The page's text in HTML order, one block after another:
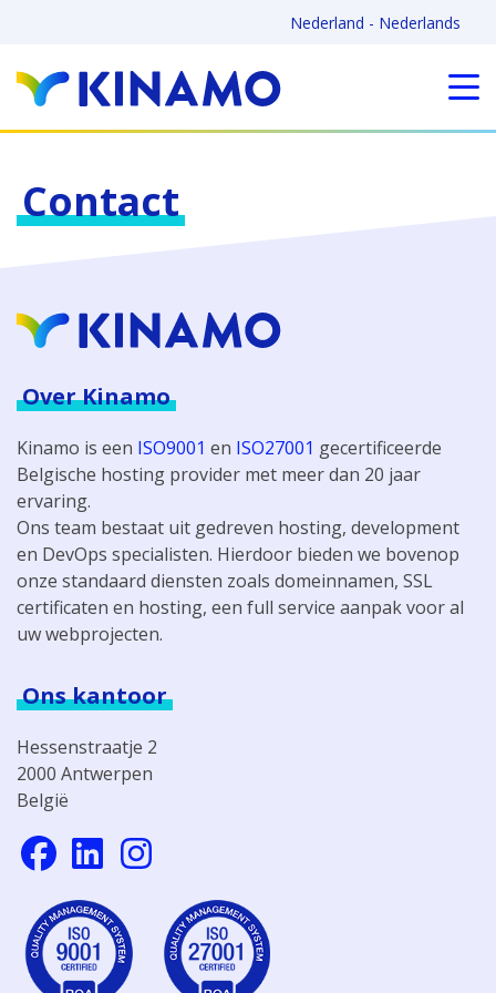
Nederland - Nederlands
Contact
Over Kinamo
Kinamo is een ISO9001 en ISO27001 gecertificeerde
Belgische hosting provider met meer dan 20 jaar
ervaring.
Ons team bestaat uit gedreven hosting, development
en DevOps specialisten. Hierdoor bieden we bovenop
onze standaard diensten zoals domeinnamen, SSL
certificaten en hosting, een full service aanpak voor al
uw webprojecten.
Ons kantoor
Hessenstraatje 2
2000 Antwerpen
België